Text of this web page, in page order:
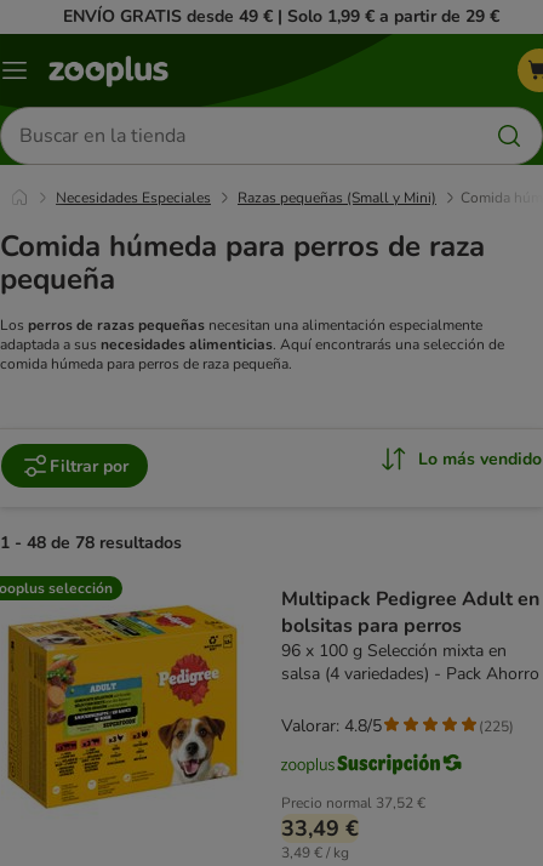
ENVÍO GRATIS desde 49 € | Solo 1,99 € a partir de 29 €
Menú
Buscar
productos
Necesidades Especiales Razas pequeñas (Small y Mini) Comida
Comida húmeda para perros de raza
pequeña
Los perros de razas pequeñas necesitan una alimentación especialmente
adaptada a sus necesidades alimenticias. Aquí encontrarás una selección de
comida húmeda para perros de raza pequeña.
Filtrar por Lo más vendido
1 - 48 de 78 resultados
product items have been changed
selección
Multipack Pedigree Adult en
bolsitas para perros
96 x 100 g Selección mixta en
salsa (4 variedades) - Pack Ahorro
Precio normal 37,52 €
33,49 €
3,49 € / kg
Valorar: 4.8/5 (225)